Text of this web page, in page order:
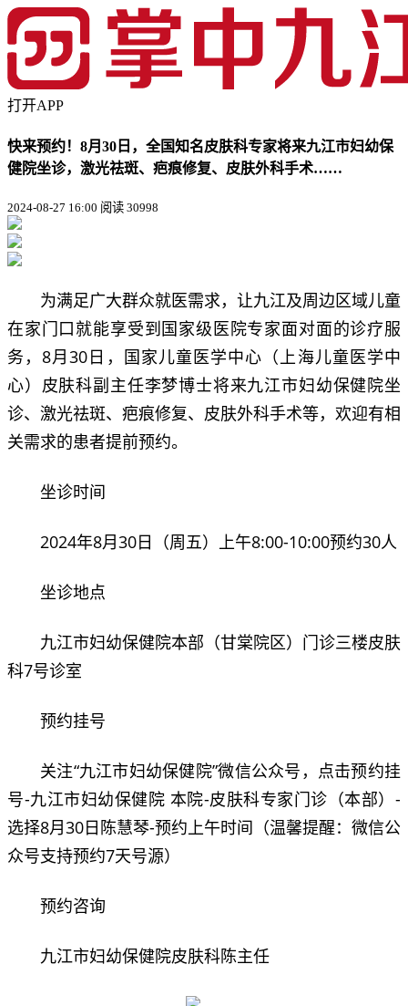
打开APP
快来预约！8月30日，全国知名皮肤科专家将来九江市妇幼保
健院坐诊，激光祛斑、疤痕修复、皮肤外科手术……
2024-08-27 16:00 阅读 30998
为满足广大群众就医需求，让九江及周边区域儿童
在家门口就能享受到国家级医院专家面对面的诊疗服
务，8月30日，国家儿童医学中心（上海儿童医学中
心）皮肤科副主任李梦博士将来九江市妇幼保健院坐
诊、激光祛斑、疤痕修复、皮肤外科手术等，欢迎有相
关需求的患者提前预约。
坐诊时间
2024年8月30日（周五）上午8:00-10:00预约30人
坐诊地点
九江市妇幼保健院本部（甘棠院区）门诊三楼皮肤
科7号诊室
预约挂号
关注“九江市妇幼保健院”微信公众号，点击预约挂
号-九江市妇幼保健院 本院-皮肤科专家门诊（本部）-
选择8月30日陈慧琴-预约上午时间（温馨提醒：微信公
众号支持预约7天号源）
预约咨询
九江市妇幼保健院皮肤科陈主任